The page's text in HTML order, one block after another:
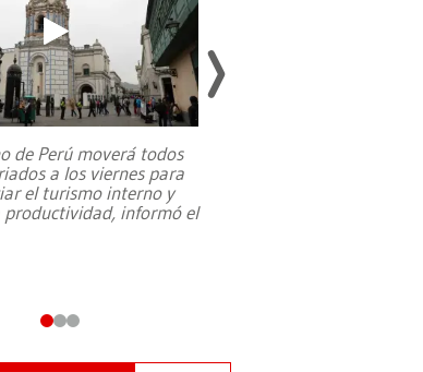
de Perú moverá todos
a los viernes para
el turismo interno y
productividad, informó el